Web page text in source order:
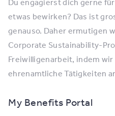
Du engagierst dich gerne
etwas bewirken? Das ist
genauso. Daher ermutigen
Corporate Sustainability-
Freiwilligenarbeit, indem
ehrenamtliche Tätigkeiten
My Benefits Portal